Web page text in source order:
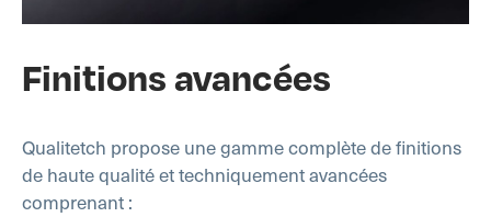
Finitions avancées
Qualitetch propose une gamme complète de finitions
de haute qualité et techniquement avancées
comprenant :